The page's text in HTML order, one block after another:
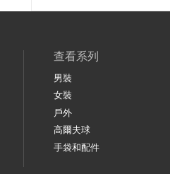
查看系列
男裝
女裝
戶外
高爾夫球
手袋和配件